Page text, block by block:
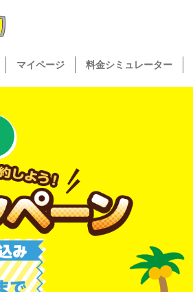
マイページ 料金シミュレーター